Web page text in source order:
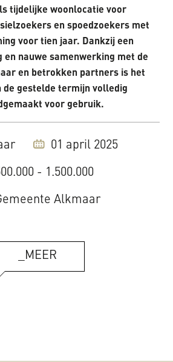
tijdelijke woonlocatie voor
en spoedzoekers met
voor tien jaar. Dankzij een
nauwe samenwerking met de
en betrokken partners is het
de gestelde termijn volledig
voor gebruik.
01 april 2025
- 1.500.000
Alkmaar
_MEER